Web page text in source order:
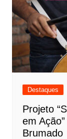
Destaques
Projeto
em
Brumado